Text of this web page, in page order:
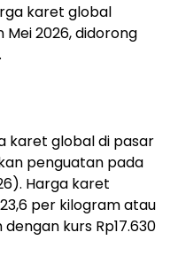
karet global
2026, didorong
karet global di pasar
penguatan pada
Harga karet
per kilogram atau
kurs Rp17.630